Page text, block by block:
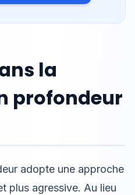
la
profondeur
adopte une approche
plus agressive. Au lieu